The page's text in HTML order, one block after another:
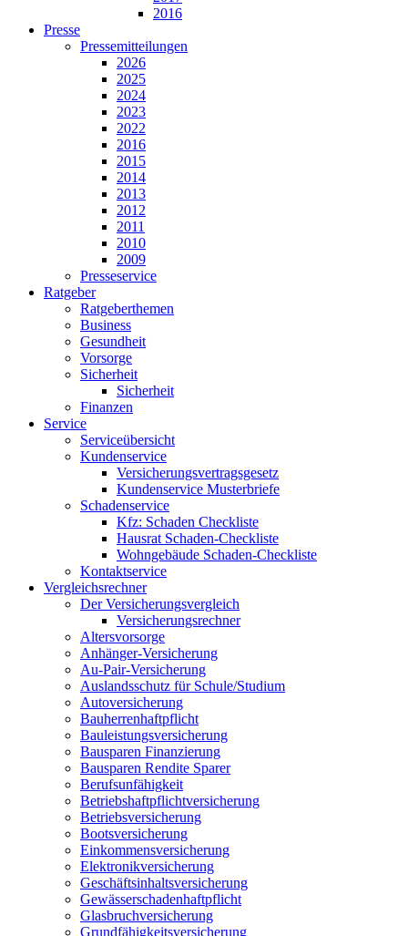
2016
Presse
Pressemitteilungen
2026
2025
2024
2023
2022
2016
2015
2014
2013
2012
2011
2010
2009
Presseservice
Ratgeber
Ratgeberthemen
Business
Gesundheit
Vorsorge
Sicherheit
Sicherheit
Finanzen
Service
Serviceübersicht
Kundenservice
Versicherungsvertragsgesetz
Kundenservice Musterbriefe
Schadenservice
Kfz: Schaden Checkliste
Hausrat Schaden-Checkliste
Wohngebäude Schaden-Checkliste
Kontaktservice
Vergleichsrechner
Der Versicherungsvergleich
Versicherungsrechner
Altersvorsorge
Anhänger-Versicherung
Au-Pair-Versicherung
Auslandsschutz für Schule/Studium
Autoversicherung
Bauherrenhaftpflicht
Bauleistungsversicherung
Bausparen Finanzierung
Bausparen Rendite Sparer
Berufsunfähigkeit
Betriebshaftpflichtversicherung
Betriebsversicherung
Bootsversicherung
Einkommensversicherung
Elektronikversicherung
Geschäftsinhaltsversicherung
Gewässerschadenhaftpflicht
Glasbruchversicherung
Grundfähigkeitsversicherung